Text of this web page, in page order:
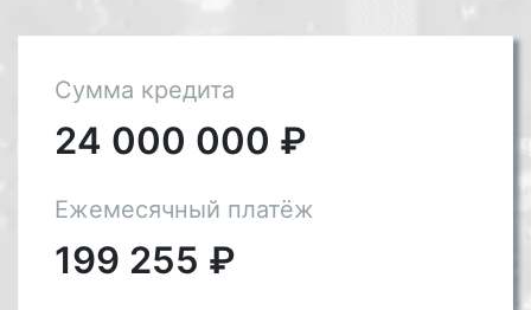
Сумма кредита
24 000 000 ₽
Ежемесячный платёж
199 255 ₽